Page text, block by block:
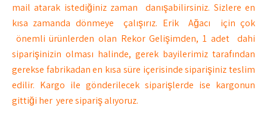
mail atarak istediğiniz zaman danışabilirsiniz. Sizlere en
kısa zamanda dönmeye çalışırız. Erik Ağacı için çok
önemli ürünlerden olan Rekor Gelişimden, 1 adet dahi
siparişinizin olması halinde, gerek bayilerimiz tarafından
gerekse fabrikadan en kısa süre içerisinde siparişiniz teslim
edilir. Kargo ile gönderilecek siparişlerde ise kargonun
gittiği her yere sipariş alıyoruz.